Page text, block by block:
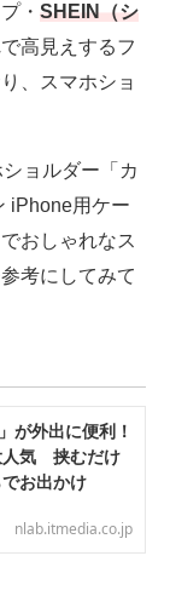
・ SHEIN（シ
高見えするフ
、スマホショ
ョルダー「カ
iPhone用ケー
おしゃれなス
考にしてみて
が外出に便利！
人気 挟むだけ
お出かけ
nlab.itmedia.co.jp